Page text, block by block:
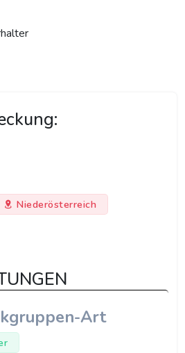
Niederösterreich
Art